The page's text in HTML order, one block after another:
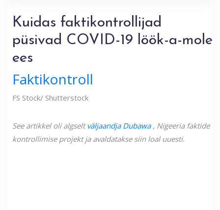
Kuidas faktikontrollijad
püsivad COVID-19 löök-a-mole
ees
Faktikontroll
FS Stock/ Shutterstock
See artikkel oli algselt väljaandja Dubawa, Nigeeria faktide
kontrollimise projekt ja avaldatakse siin loal uuesti.